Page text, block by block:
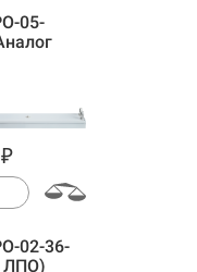
05-
₽
02-36-
ЛПО)